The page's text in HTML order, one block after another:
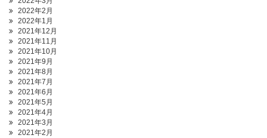
2022年2月
2022年1月
2021年12月
2021年11月
2021年10月
2021年9月
2021年8月
2021年7月
2021年6月
2021年5月
2021年4月
2021年3月
2021年2月